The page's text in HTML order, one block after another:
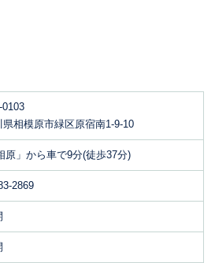
0103
県相模原市緑区原宿南1-9-10
原」から車で9分(徒歩37分)
2869